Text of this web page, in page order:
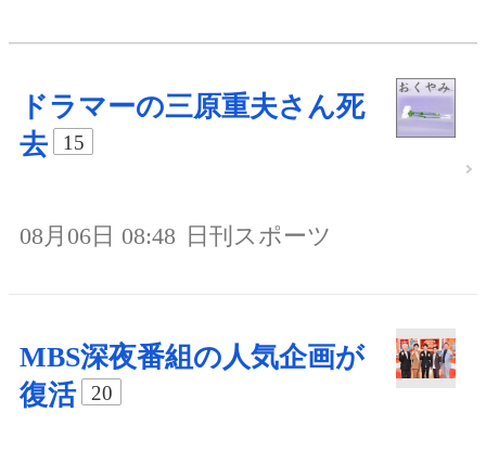
ドラマーの三原重夫さん死
去
15
08月06日 08:48 日刊スポーツ
MBS深夜番組の人気企画が
復活
20